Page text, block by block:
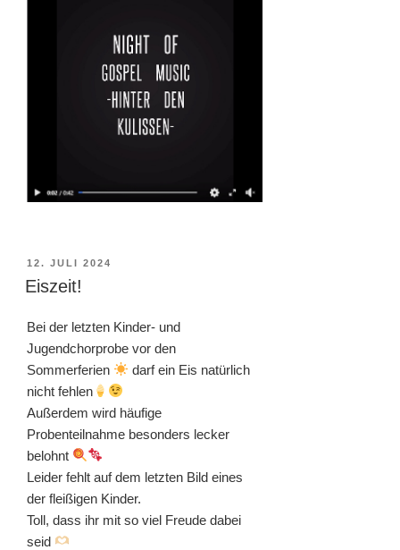
VERÖFFENTLICHT
AM
12. JULI 2024
Eiszeit!
Bei der letzten Kinder- und
Jugendchorprobe vor den
Sommerferien
darf ein Eis natürlich
nicht fehlen
Außerdem wird häufige
Probenteilnahme besonders lecker
belohnt
Leider fehlt auf dem letzten Bild eines
der fleißigen Kinder.
Toll, dass ihr mit so viel Freude dabei
seid